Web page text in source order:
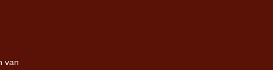
van